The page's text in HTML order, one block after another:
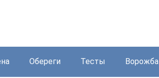
Обереги Тесты Ворожба